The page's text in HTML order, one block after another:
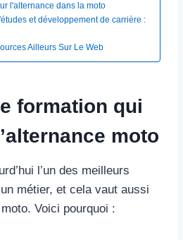
l'alternance dans la moto
et développement de carrière :
Ailleurs Sur Le Web​
formation qui
moto
l’un des meilleurs
métier, et cela vaut aussi
Voici pourquoi :